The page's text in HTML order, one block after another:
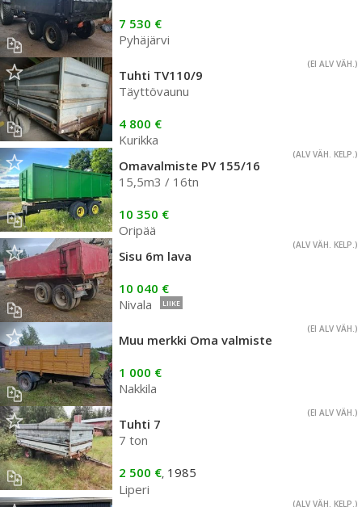
7 530 €
Pyhäjärvi
(EI ALV VÄH.)
Tuhti TV110/9
Täyttövaunu
4 800 €
Kurikka
(ALV VÄH. KELP.)
Omavalmiste PV 155/16
15,5m3 / 16tn
10 350 €
Oripää
(ALV VÄH. KELP.)
Sisu 6m lava
10 040 €
Nivala
LIIKE
(EI ALV VÄH.)
Muu merkki Oma valmiste
1 000 €
Nakkila
(EI ALV VÄH.)
Tuhti 7
7 ton
2 500 €, 1985
Liperi
(ALV VÄH. KELP.)